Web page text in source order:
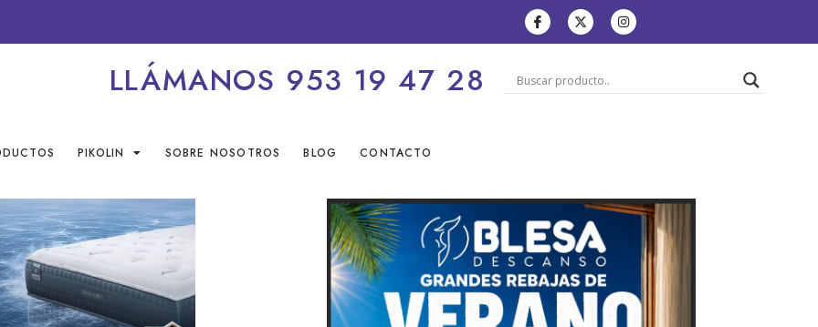
LLÁMANOS 953 19 47 28
PIKOLIN SOBRE NOSOTROS BLOG CONTACTO